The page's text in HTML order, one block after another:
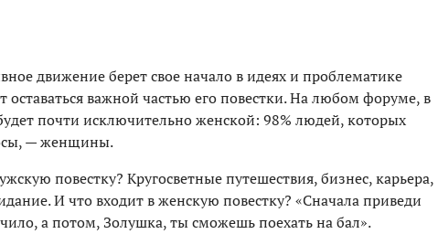
движение берет свое начало в идеях и проблематике
важной частью его повестки. На любом форуме, в
почти исключительно женской: 98% людей, которых
— женщины.
повестку? Кругосветные путешествия, бизнес, карьера,
И что входит в женскую повестку? «Сначала приведи
а потом, Золушка, ты сможешь поехать на бал».